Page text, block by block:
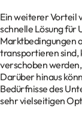
Ein weiterer Vorteil
schnelle Lösung für
Marktbedingungen
transportieren sind,
verschoben
Darüber hinaus
Bedürfnisse des
sehr vielseitigen